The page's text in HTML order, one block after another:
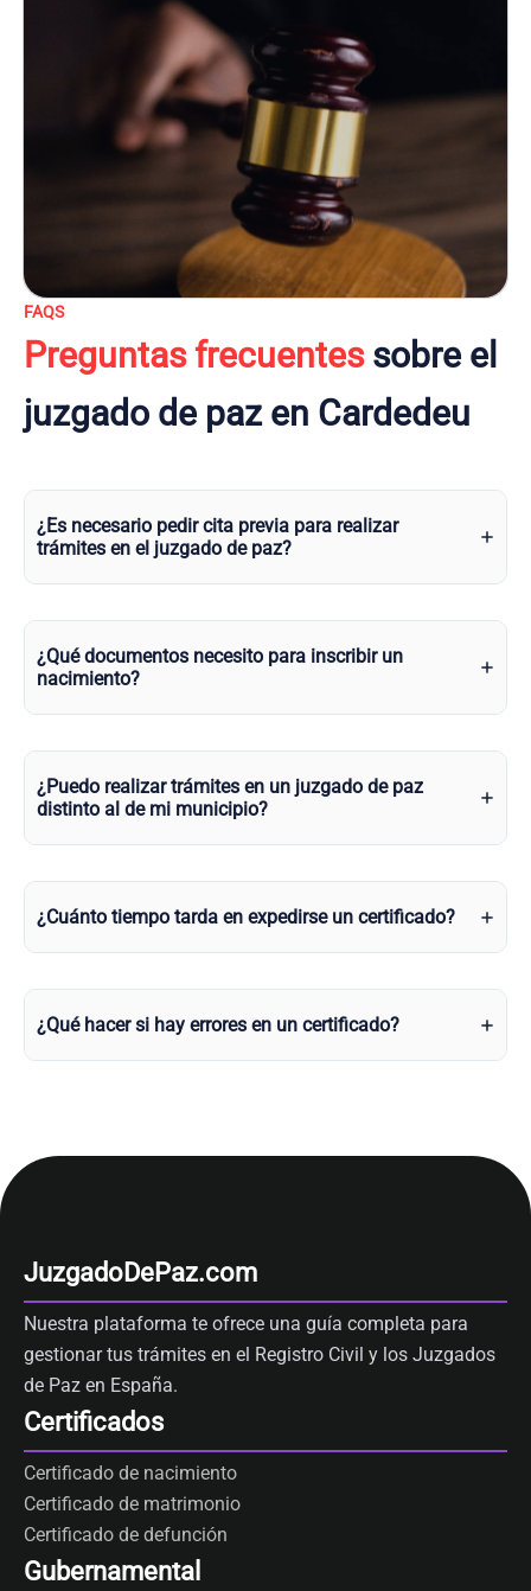
FAQS
Preguntas frecuentessobre el
juzgado de paz en Cardedeu
¿Es necesario pedir cita previa para realizar
trámites en el juzgado de paz?
¿Qué documentos necesito para inscribir un
nacimiento?
¿Puedo realizar trámites en un juzgado de paz
distinto al de mi municipio?
¿Cuánto tiempo tarda en expedirse un certificado?
¿Qué hacer si hay errores en un certificado?
JuzgadoDePaz.com
Nuestra plataforma te ofrece una guía completa para
gestionar tus trámites en el Registro Civil y los Juzgados
de Paz en España.
Certificados
Certificado de nacimiento
Certificado de matrimonio
Certificado de defunción
Gubernamental